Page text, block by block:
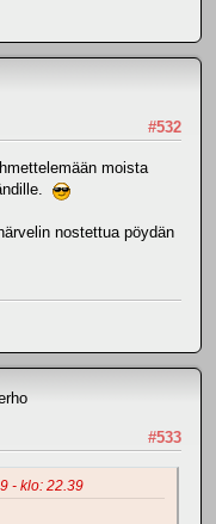
#532
moista
nostettua pöydän
#533
- klo: 22.39